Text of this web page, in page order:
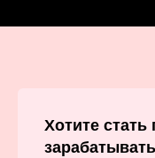
Хотите